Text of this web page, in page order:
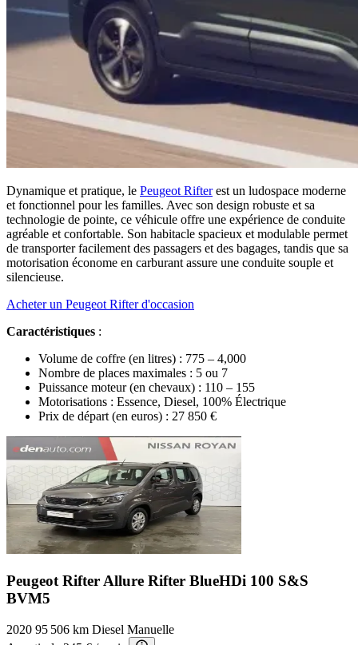
Dynamique et pratique, le Peugeot Rifterest un ludospace moderne
et fonctionnel pour les familles. Avec son design robuste et sa
technologie de pointe, ce véhicule offre une expérience de conduite
agréable et confortable. Son habitacle spacieux et modulable permet
de transporter facilement des passagers et des bagages, tandis que sa
motorisation économe en carburant assure une conduite souple et
silencieuse.
Acheter un Peugeot Rifter d'occasion
Caractéristiques :
Volume de coffre (en litres) : 775 – 4,000
Nombre de places maximales : 5 ou 7
Puissance moteur (en chevaux) : 110 – 155
Motorisations : Essence, Diesel, 100% Électrique
Prix de départ (en euros) : 27 850 €
Peugeot Rifter Allure Rifter BlueHDi 100 S&S
BVM5
2020 95 506 km Diesel Manuelle